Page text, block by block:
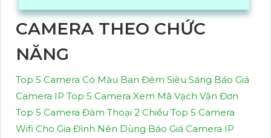
nhìn toàn diện
CAMERA THEO CHỨC
NĂNG
Top 5 Camera Có Màu Ban Đêm Siêu Sáng Báo Giá
Camera IP Top 5 Camera Xem Mã Vạch Vận Đơn
Top 5 Camera Đàm Thoại 2 Chiều Top 5 Camera
Wifi Cho Gia Đình Nên Dùng Báo Giá Camera IP